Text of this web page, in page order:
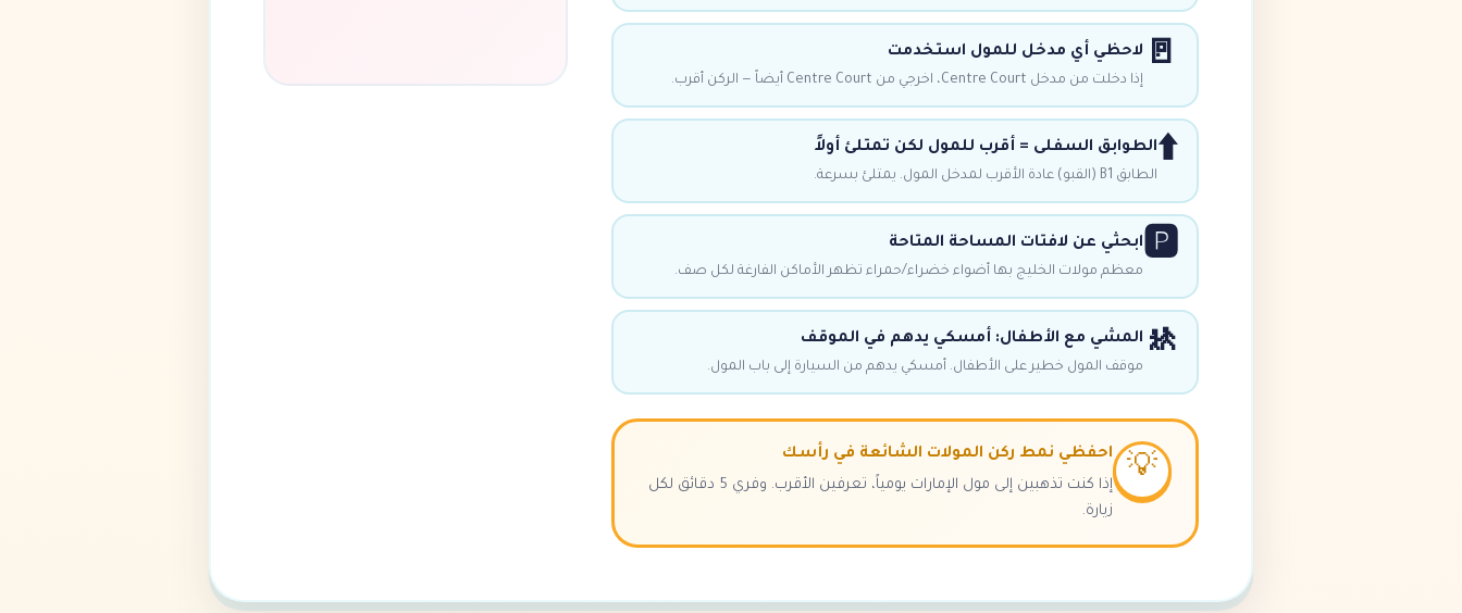
🚪 لاحظي أي مدخل للمول استخدمت
إذا دخلت من مدخل Centre Court، اخرجي من Centre Court أيضاً — الركن أقرب.
⬆️الطوابق السفلى = أقرب للمول لكن تمتلئ أولاً
الطابق B1 (القبو) عادة الأقرب لمدخل المول. يمتلئ بسرعة.
🅿️ابحثي عن لافتات المساحة المتاحة
معظم مولات الخليج بها أضواء خضراء/حمراء تظهر الأماكن الفارغة لكل صف.
🚸 المشي مع الأطفال: أمسكي يدهم في الموقف
موقف المول خطير على الأطفال. أمسكي يدهم من السيارة إلى باب المول.
💡
احفظي نمط ركن المولات الشائعة في رأسك
إذا كنت تذهبين إلى مول الإمارات يومياً، تعرفين الأقرب. وفري 5 دقائق لكل
زيارة.